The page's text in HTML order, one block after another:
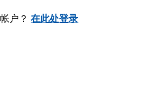
户？在此处登录